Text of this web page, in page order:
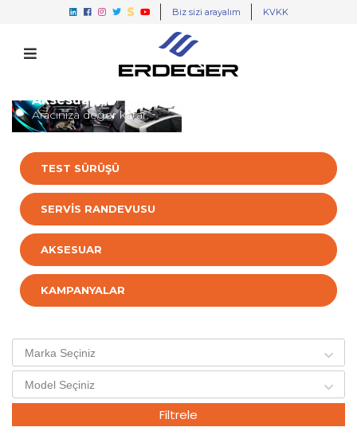
Biz sizi arayalım KVKK
Aksesuarlar
Aracınıza değer katar.
TEST SÜRÜŞÜ
SERVİS RANDEVUSU
AKSESUAR
KAMPANYALAR
Filtrele